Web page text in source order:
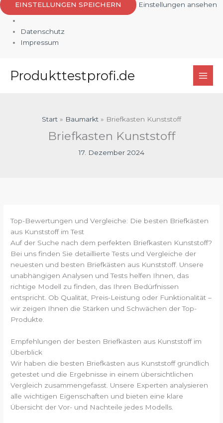
EINSTELLUNGEN SPEICHERN Einstellungen ansehen
Datenschutz
Impressum
InhaltProdukttestprofi.de
Start Baumarkt Briefkasten Kunststoff
Briefkasten Kunststoff
17. Dezember 2024
Top-Bewertungen und Vergleiche: Die besten Briefkästen
aus Kunststoff im Test
Auf der Suche nach dem perfekten Briefkasten Kunststoff?
Bei uns finden Sie detaillierte Tests und Vergleiche der
neuesten und besten Briefkästen aus Kunststoff. Unsere
unabhängigen Analysen und Tests helfen Ihnen, das
richtige Modell zu finden, das Ihren Bedürfnissen
entspricht. Ob Qualität, Preis-Leistung oder Funktionalität –
wir zeigen Ihnen die Stärken und Schwächen der Top-
Produkte.
Empfehlungen der besten Briefkästen aus Kunststoff im
Überblick
Wir haben die besten Briefkästen aus Kunststoff gründlich
getestet und die Ergebnisse in einem übersichtlichen
Vergleich zusammengefasst. Unsere Experten analysieren
alle wichtigen Eigenschaften und bieten eine klare
Übersicht der Vor- und Nachteile jedes Modells.